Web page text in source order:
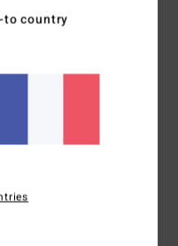
coton, 25% coton
to country